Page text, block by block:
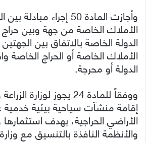
وأجازت المادة 50 إجراء
الأملاك الخاصة من جهة وبين حراج
الدولة الخاصة بالاتفاق بين
الأملاك الخاصة أو الحراج الخاصة
الدولة أو محرجة.
ووفقاً للمادة 24 يجوز
إقامة منشآت سياحية بيئية خدمية
الأراضي الحراجية، بهدف
والأنظمة النافذة بالتنسيق مع